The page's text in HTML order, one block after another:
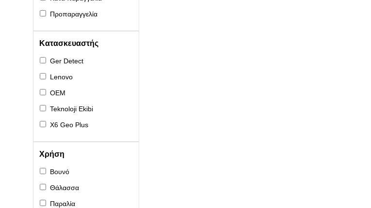
Προπαραγγελία
Κατασκευαστής
Ger Detect
Lenovo
OEM
Teknoloji Ekibi
X6 Geo Plus
Χρήση
Βουνό
Θάλασσα
Παραλία